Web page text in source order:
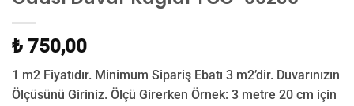
₺ 750,00
1 m2 Fiyatıdır. Minimum Sipariş Ebatı 3 m2’dir. Duvarınızın
Ölçüsünü Giriniz. Ölçü Girerken Örnek: 3 metre 20 cm için